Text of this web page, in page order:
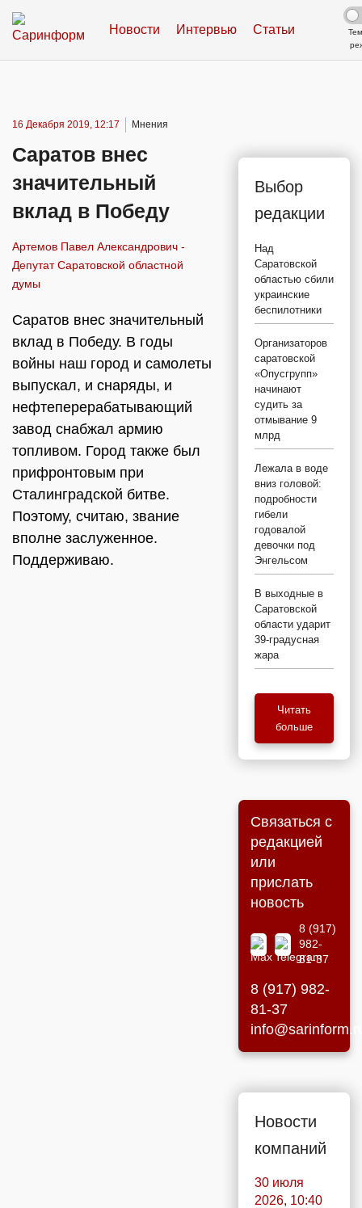
Новости Интервью Статьи
16 Декабря 2019, 12:17 Мнения
Саратов внес
значительный
вклад в Победу
Артемов Павел Александрович -
Депутат Саратовской областной
думы
Саратов внес значительный
вклад в Победу. В годы
войны наш город и самолеты
выпускал, и снаряды, и
нефтеперерабатывающий
завод снабжал армию
топливом. Город также был
прифронтовым при
Сталинградской битве.
Поэтому, считаю, звание
вполне заслуженное.
Поддерживаю.
Выбор
редакции
Над
Саратовской
областью сбили
украинские
беспилотники
Организаторов
саратовской
«Опусгрупп»
начинают
судить за
отмывание 9
млрд
Лежала в воде
вниз головой:
подробности
гибели
годовалой
девочки под
Энгельсом
В выходные в
Саратовской
области ударит
39-градусная
жара
Читать
больше
Связаться с
редакцией
или
прислать
новость
8 (917)
982-
81-37
8 (917) 982-
81-37
Новости
компаний
30 июля
2026, 10:40